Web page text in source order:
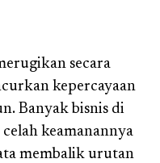
secara
kepercayaan
Banyak bisnis di
keamanannya
membalik urutan